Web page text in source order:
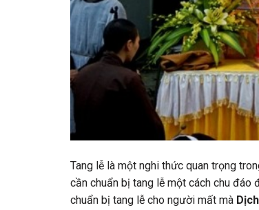
Tang lễ là một nghi thức quan trọng
cần chuẩn bị tang lễ một cách chu
chuẩn bị tang lễ cho người mất mà